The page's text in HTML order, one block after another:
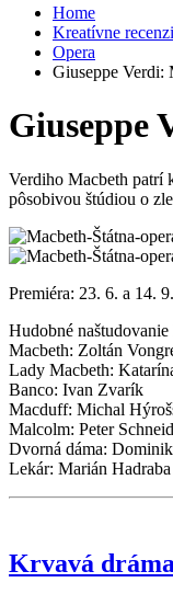
Home
Kreatívne
Opera
Giuseppe Verdi:
Giuseppe
Verdiho Macbeth patrí
pôsobivou štúdiou o
Premiéra: 23. 6. a 14.
Hudobné
Macbeth: Zoltán
Lady Macbeth:
Banco: Ivan Zvarík
Macduff: Michal
Malcolm: Peter
Dvorná dáma:
Lekár: Marián Hadraba
Krvavá